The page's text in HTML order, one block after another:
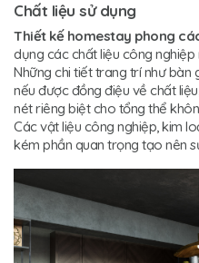
Chất liệu sử dụng
Thiết kế homestay phong
dụng các chất liệu công nghiệp
Những chi tiết trang trí như bàn
nếu được đồng điệu về chất
nét riêng biệt cho tổng thể
Các vật liệu công nghiệp, kim
kém phần quan trọng tạo nên